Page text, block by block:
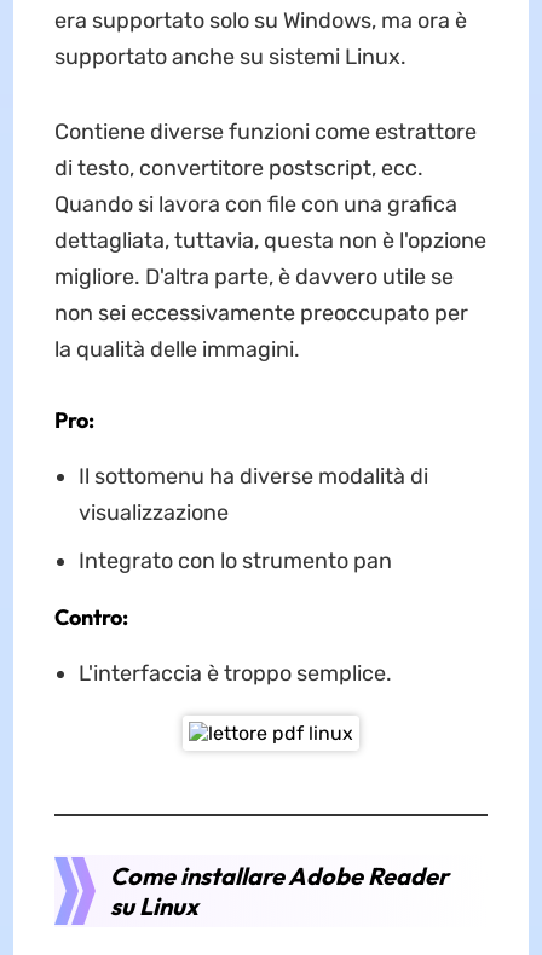
era supportato solo su Windows, ma ora è
supportato anche su sistemi Linux.
Contiene diverse funzioni come estrattore
di testo, convertitore postscript, ecc.
Quando si lavora con file con una grafica
dettagliata, tuttavia, questa non è l'opzione
migliore. D'altra parte, è davvero utile se
non sei eccessivamente preoccupato per
la qualità delle immagini.
Pro:
Il sottomenu ha diverse modalità di
visualizzazione
Integrato con lo strumento pan
Contro:
L'interfaccia è troppo semplice.
Come installare Adobe Reader
su Linux